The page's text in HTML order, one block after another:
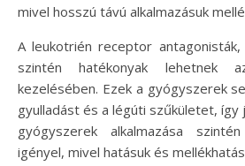
mivel hosszú távú alkalmazásuk
A leukotrién receptor
szintén hatékonyak lehetnek
kezelésében. Ezek a gyógyszerek
gyulladást és a légúti szűkületet, így
gyógyszerek alkalmazása
igényel, mivel hatásuk és